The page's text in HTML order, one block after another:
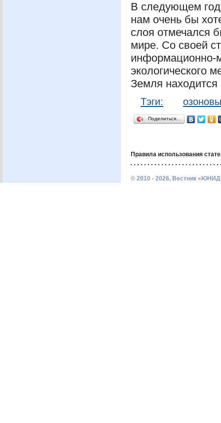
В следующем
нам очень бы
слоя отмечался
мире. Со своей
информационно-
экологического
Земля
Тэги:
Поделиться…
Правила использования
© 2010 - 2026, Вестник